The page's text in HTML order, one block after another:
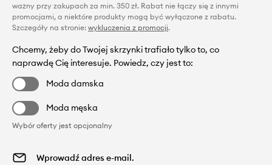
ważny przy zakupach za min. 350 zł. Rabat nie łączy się z innymi
promocjami, a niektóre produkty mogą być wyłączone z rabatu.
Szczegóły na stronie: wykluczenia z promocji.
Chcemy, żeby do Twojej skrzynki trafiało tylko to, co
naprawdę Cię interesuje. Powiedz, czy jest to:
Moda damska
Moda męska
Wybór oferty jest opcjonalny